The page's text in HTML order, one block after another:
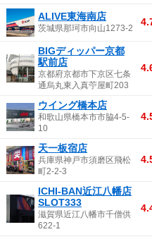
ALIVE東海南店
茨城県那珂市向山1273-2
BIGディッパー京都
駅前店
京都府京都市下京区七条
通烏丸東入真苧屋町203
ウイング橋本店
和歌山県橋本市市脇4-5-
10
天一板宿店
兵庫県神戸市須磨区飛松
町2-2-3
ICHI-BAN近江八幡店
SLOT333
滋賀県近江八幡市千僧供
622-1